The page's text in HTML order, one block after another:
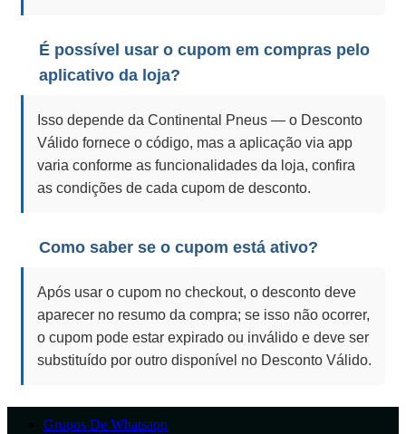
É possível usar o cupom em compras pelo
aplicativo da loja?
Isso depende da Continental Pneus — o Desconto
Válido fornece o código, mas a aplicação via app
varia conforme as funcionalidades da loja, confira
as condições de cada cupom de desconto.
Como saber se o cupom está ativo?
Após usar o cupom no checkout, o desconto deve
aparecer no resumo da compra; se isso não ocorrer,
o cupom pode estar expirado ou inválido e deve ser
substituído por outro disponível no Desconto Válido.
Grupos De Whatsapp